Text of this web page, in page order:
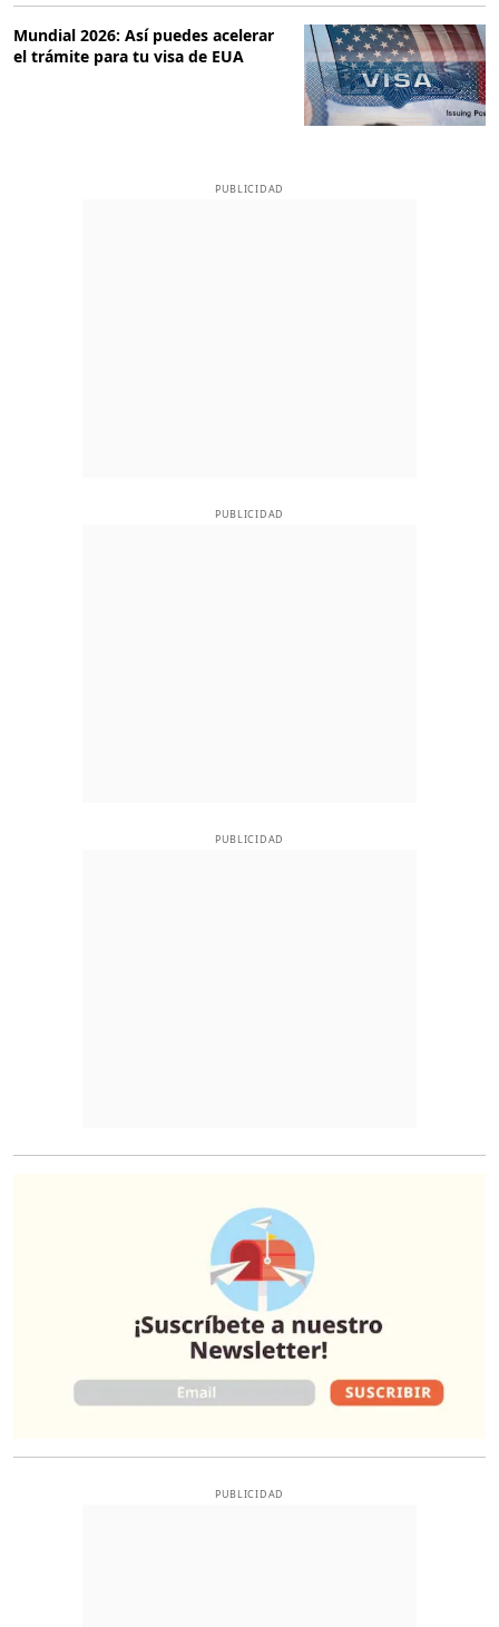
Mundial 2026: Así puedes acelerar
el trámite para tu visa de EUA
PUBLICIDAD
PUBLICIDAD
PUBLICIDAD
PUBLICIDAD